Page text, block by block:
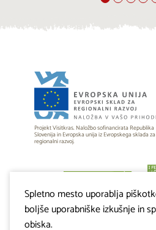
Projekt Visitkras. Naložbo sofinancirata Republika
Slovenija in Evropska unija iz Evropskega sklada za
regionalni razvoj.
Spletno mesto uporablja
boljše uporabniške izkušnje in
obiska.